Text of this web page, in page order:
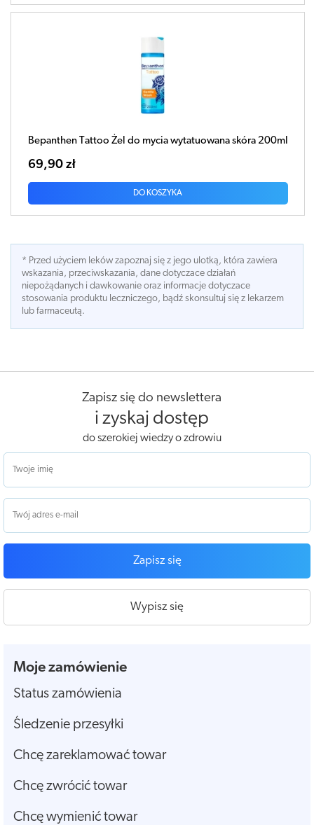
Bepanthen Tattoo Żel do mycia wytatuowana skóra 200ml
69,90 zł
DO KOSZYKA
* Przed użyciem leków zapoznaj się z jego ulotką, która zawiera
wskazania, przeciwskazania, dane dotyczace działań
niepożądanych i dawkowanie oraz informacje dotyczace
stosowania produktu leczniczego, bądź skonsultuj się z lekarzem
lub farmaceutą.
Zapisz się do newslettera
i zyskaj dostęp
do szerokiej wiedzy o zdrowiu
Zapisz się
Wypisz się
Moje zamówienie
Status zamówienia
Śledzenie przesyłki
Chcę zareklamować towar
Chcę zwrócić towar
Chcę wymienić towar